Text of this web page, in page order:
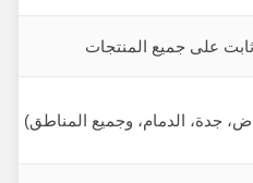
جدة، الدمام، وجميع المناطق)